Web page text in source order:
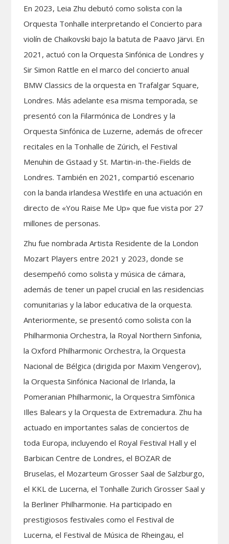
En 2023, Leia Zhu debutó como solista con la
Orquesta Tonhalle interpretando el Concierto para
violín de Chaikovski bajo la batuta de Paavo Järvi. En
2021, actuó con la Orquesta Sinfónica de Londres y
Sir Simon Rattle en el marco del concierto anual
BMW Classics de la orquesta en Trafalgar Square,
Londres. Más adelante esa misma temporada, se
presentó con la Filarmónica de Londres y la
Orquesta Sinfónica de Luzerne, además de ofrecer
recitales en la Tonhalle de Zúrich, el Festival
Menuhin de Gstaad y St. Martin-in-the-Fields de
Londres. También en 2021, compartió escenario
con la banda irlandesa Westlife en una actuación en
directo de «You Raise Me Up» que fue vista por 27
millones de personas.
Zhu fue nombrada Artista Residente de la London
Mozart Players entre 2021 y 2023, donde se
desempeñó como solista y música de cámara,
además de tener un papel crucial en las residencias
comunitarias y la labor educativa de la orquesta.
Anteriormente, se presentó como solista con la
Philharmonia Orchestra, la Royal Northern Sinfonia,
la Oxford Philharmonic Orchestra, la Orquesta
Nacional de Bélgica (dirigida por Maxim Vengerov),
la Orquesta Sinfónica Nacional de Irlanda, la
Pomeranian Philharmonic, la Orquestra Simfònica
Illes Balears y la Orquesta de Extremadura. Zhu ha
actuado en importantes salas de conciertos de
toda Europa, incluyendo el Royal Festival Hall y el
Barbican Centre de Londres, el BOZAR de
Bruselas, el Mozarteum Grosser Saal de Salzburgo,
el KKL de Lucerna, el Tonhalle Zurich Grosser Saal y
la Berliner Philharmonie. Ha participado en
prestigiosos festivales como el Festival de
Lucerna, el Festival de Música de Rheingau, el